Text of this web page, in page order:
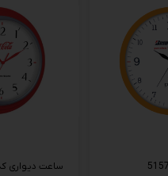
ساعت دیواری کد